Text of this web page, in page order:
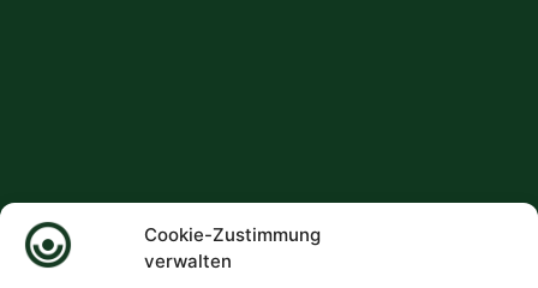
Cookie-Zustimmung
verwalten